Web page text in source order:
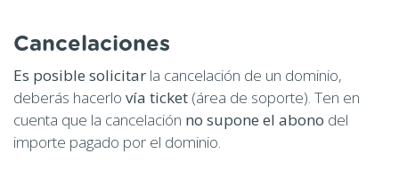
Cancelaciones
Es posible solicitar la cancelación de un dominio,
deberás hacerlo vía ticket (área de soporte). Ten en
cuenta que la cancelación no supone el abono del
importe pagado por el dominio.